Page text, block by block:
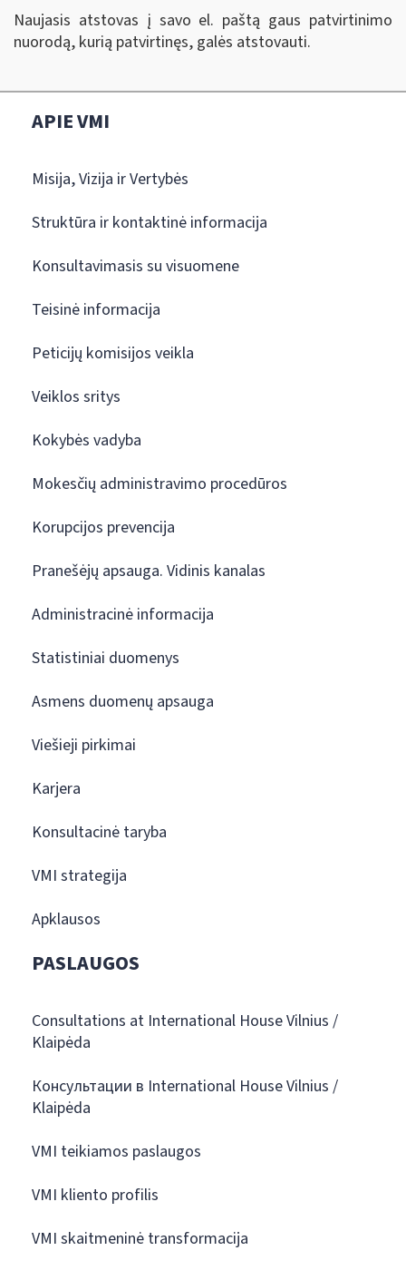
Naujasis atstovas į savo el. paštą gaus patvirtinimo
nuorodą, kurią patvirtinęs, galės atstovauti.
APIE VMI
Misija, Vizija ir Vertybės
Struktūra ir kontaktinė informacija
Konsultavimasis su visuomene
Teisinė informacija
Peticijų komisijos veikla
Veiklos sritys
Kokybės vadyba
Mokesčių administravimo procedūros
Korupcijos prevencija
Pranešėjų apsauga. Vidinis kanalas
Administracinė informacija
Statistiniai duomenys
Asmens duomenų apsauga
Viešieji pirkimai
Karjera
Konsultacinė taryba
VMI strategija
Apklausos
PASLAUGOS
Consultations at International House Vilnius /
Klaipėda
Консультации в International House Vilnius /
Klaipėda
VMI teikiamos paslaugos
VMI kliento profilis
VMI skaitmeninė transformacija